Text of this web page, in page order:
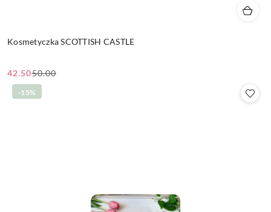
Kosmetyczka SCOTTISH CASTLE
Cena
promocyjna:
42.50
Cena
przed
50.00
-15%